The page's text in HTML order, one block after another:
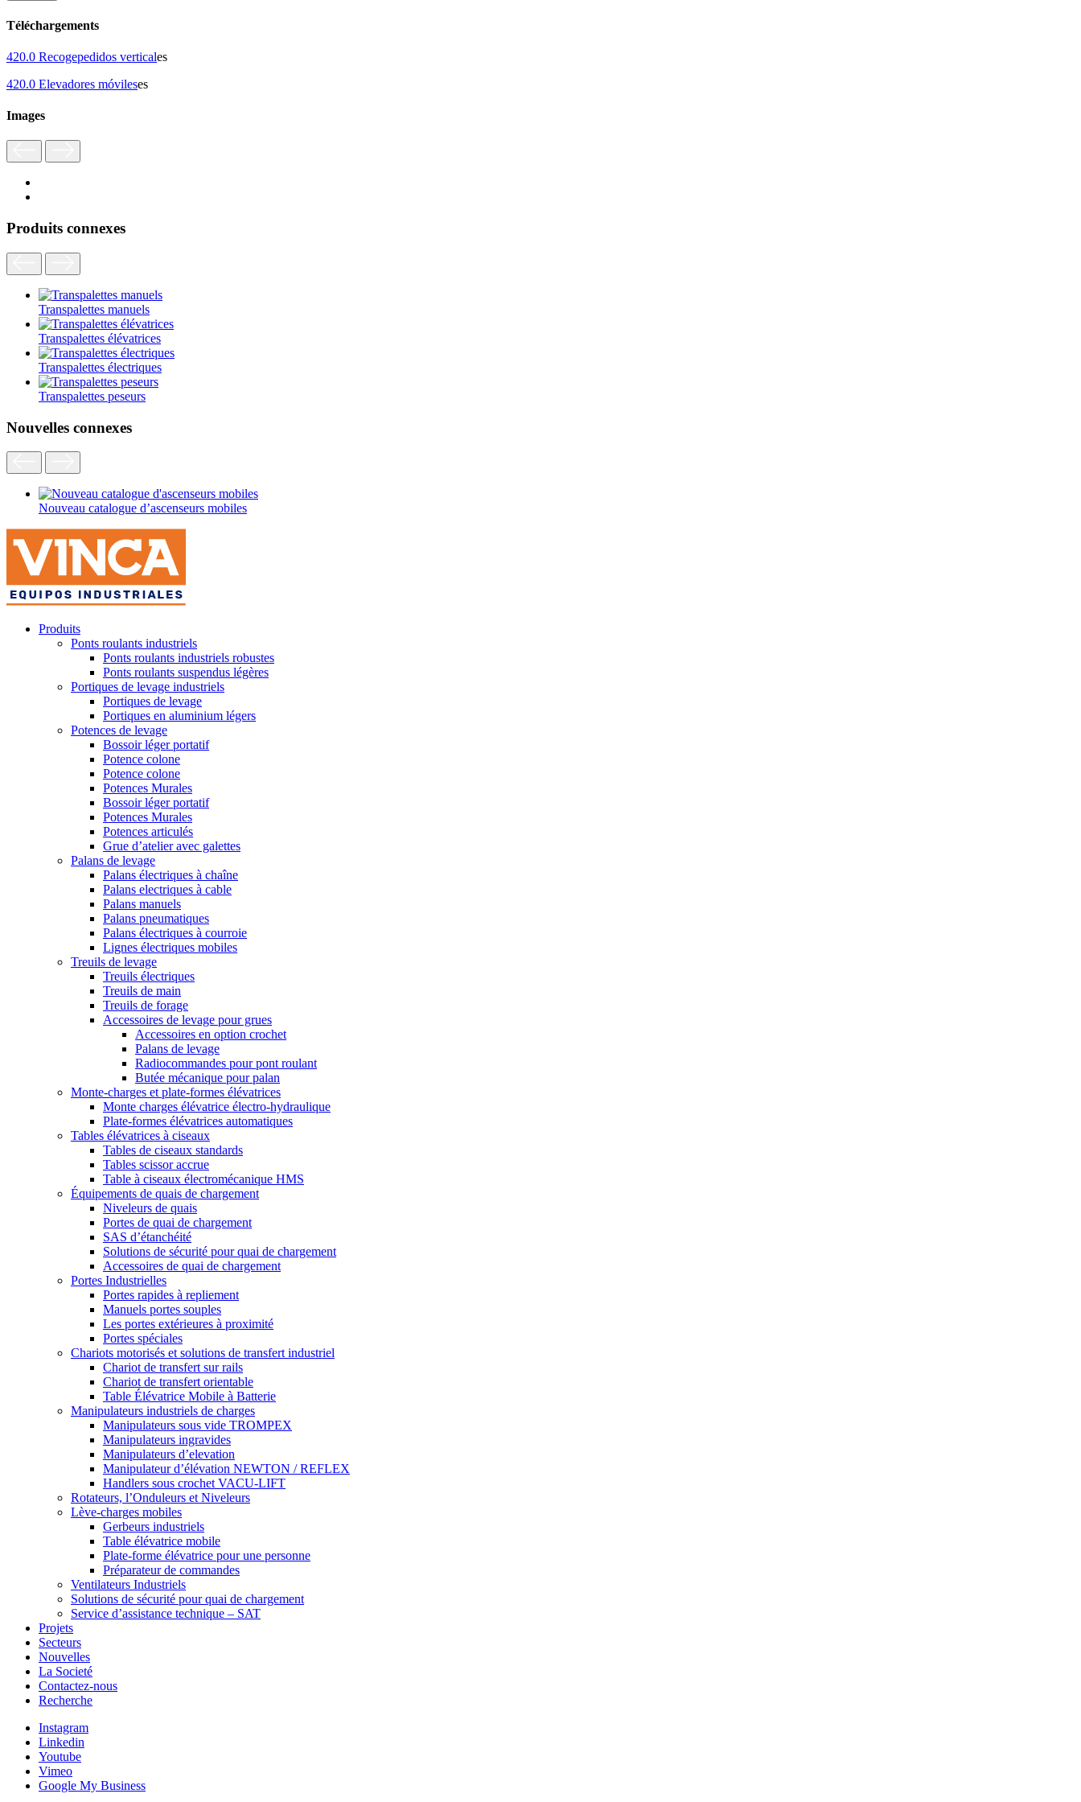
Téléchargements
420.0 Recogepedidos verticales
420.0 Elevadores móvileses
Images
Produits connexes
Transpalettes manuels
Transpalettes élévatrices
Transpalettes électriques
Transpalettes peseurs
Nouvelles connexes
Nouveau catalogue d’ascenseurs mobiles
Produits
Ponts roulants industriels
Ponts roulants industriels robustes
Ponts roulants suspendus légères
Portiques de levage industriels
Portiques de levage
Portiques en aluminium légers
Potences de levage
Bossoir léger portatif
Potence colone
Potence colone
Potences Murales
Bossoir léger portatif
Potences Murales
Potences articulés
Grue d’atelier avec galettes
Palans de levage
Palans électriques à chaîne
Palans electriques à cable
Palans manuels
Palans pneumatiques
Palans électriques à courroie
Lignes électriques mobiles
Treuils de levage
Treuils électriques
Treuils de main
Treuils de forage
Accessoires de levage pour grues
Accessoires en option crochet
Palans de levage
Radiocommandes pour pont roulant
Butée mécanique pour palan
Monte-charges et plate-formes élévatrices
Monte charges élévatrice électro-hydraulique
Plate-formes élévatrices automatiques
Tables élévatrices à ciseaux
Tables de ciseaux standards
Tables scissor accrue
Table à ciseaux électromécanique HMS
Équipements de quais de chargement
Niveleurs de quais
Portes de quai de chargement
SAS d’étanchéité
Solutions de sécurité pour quai de chargement
Accessoires de quai de chargement
Portes Industrielles
Portes rapides à repliement
Manuels portes souples
Les portes extérieures à proximité
Portes spéciales
Chariots motorisés et solutions de transfert industriel
Chariot de transfert sur rails
Chariot de transfert orientable
Table Élévatrice Mobile à Batterie
Manipulateurs industriels de charges
Manipulateurs sous vide TROMPEX
Manipulateurs ingravides
Manipulateurs d’elevation
Manipulateur d’élévation NEWTON / REFLEX
Handlers sous crochet VACU-LIFT
Rotateurs, l’Onduleurs et Niveleurs
Lève-charges mobiles
Gerbeurs industriels
Table élévatrice mobile
Plate-forme élévatrice pour une personne
Préparateur de commandes
Ventilateurs Industriels
Solutions de sécurité pour quai de chargement
Service d’assistance technique – SAT
Projets
Secteurs
Nouvelles
La Societé
Contactez-nous
Recherche
Instagram
Linkedin
Youtube
Vimeo
Google My Business